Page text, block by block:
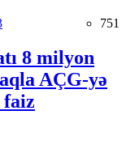
751
8 milyon
AÇG-yə
faiz